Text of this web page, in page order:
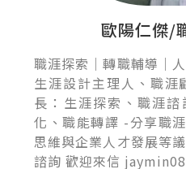
歐陽仁傑/
職涯探索｜轉職輔導｜
生涯設計主理人、職涯
長：生涯探索、職涯
化、職能轉譯 -分享職
思維與企業人才發展等
諮詢 歡迎來信